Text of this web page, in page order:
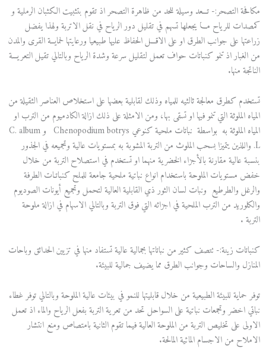
مكافحة التصحر:- تـــعد وسيلة للحد من ظاهرة التصحر اذ تقوم بتثبيت الكثبان الرملية و
كمصدات للرياح مـــا يجعلها تسهم في تقليل دور الرياح في نقل الاتربة ولهذا يفضل
زراعتها على جوانب الطرق او على الاقـــل الحفاظ عليها طبيعيا ورعايتها لحمايــة القرى والمدن
من الغبار اذ تنمو كنباتات حواف تعمل لتقليل سرعة وشدة الرياح وبالتالي تقيل التعريـــة
الناتجة منها.
تستخدم كطرق معالجة ثالثيه للمياه وذلك لقابلية بعضها على استخلاص العناصر الثقيلة من
المياه الملوثة التي تنمو فيها او تسقى بها، ومن الامثلة على ذلك ازالة الكادميوم من الترب او
المياه الملوثة به بواسطة نباتات ملحية كنوعي Chenopodium botrys و C. album
L. واللذين يتميزا بسحب الملوث من التربة المشوبة به بمستويات عالية وتجميعه في الجذور
بنسبة عالية مقارنة بالأجزاء الخضرية منهما او تستخدم في استصلاح التربة من خلال
خفض مستويات الملوحة باستخدام انواع نباتية ملحية جامعة للملح كنباتـات الطرفة
والرغل والطرطيع ونبات لسان الثور ذي القابلية العالية لتحمل وتجميع أيونات الصوديوم
والكلوريد من الترب الملحية في اجزائه التي فوق التربة وبالتالي الاسهام في ازالة ملوحة
التربة .
كنباتات زينة:- تتصف كثير من نباتاتها بجمالية عالية تستفاد منها في تزيين الحدائق وباحات
المنازل والساحات وجوانب الطرق مما يضيف جمالية للبيئة.
توفر حماية للبيئة الطبيعية من خلال قابليتها للنمو في بيئات عالية الملوحة وبالتالي توفر غطاء
نباتي اخضر وتجمعات نباتية على السواحل تحد من تعرية التربة بفعل الرياح والماء اذ تعمل
الاولى على تخليص التربة من الملوحة العالية فيما تقوم الثانية بامتصاص ومنع انتشار
الاملاح من الاجسام المائية المالحة.